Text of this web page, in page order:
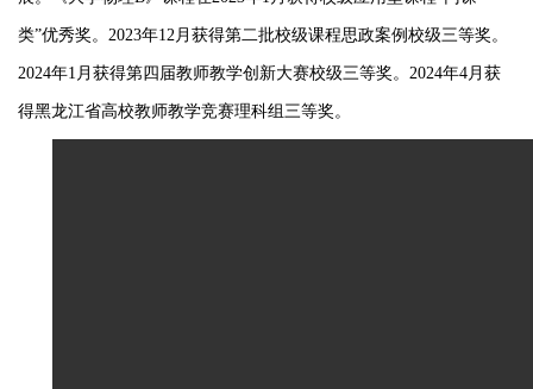
类”优秀奖。2023年12月获得第二批校级课程思政案例校级三等奖。
2024年1月获得第四届教师教学创新大赛校级三等奖。2024年4月获
得黑龙江省高校教师教学竞赛理科组三等奖。